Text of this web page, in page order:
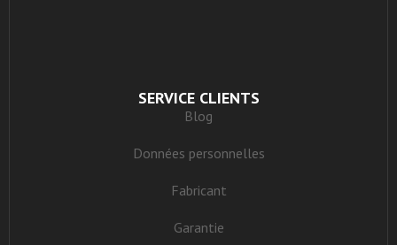
SERVICE CLIENTS
Blog
Données personnelles
Fabricant
Garantie